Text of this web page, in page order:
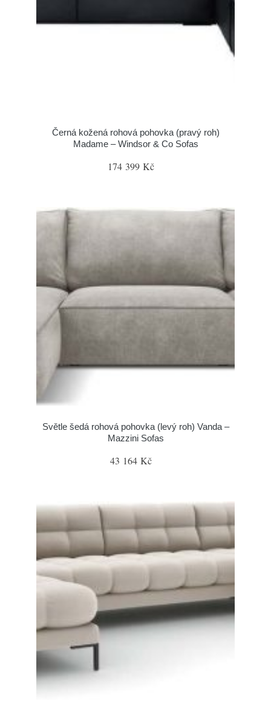
Černá kožená rohová pohovka (pravý roh)
Madame – Windsor & Co Sofas
174 399 Kč
Světle šedá rohová pohovka (levý roh) Vanda –
Mazzini Sofas
43 164 Kč